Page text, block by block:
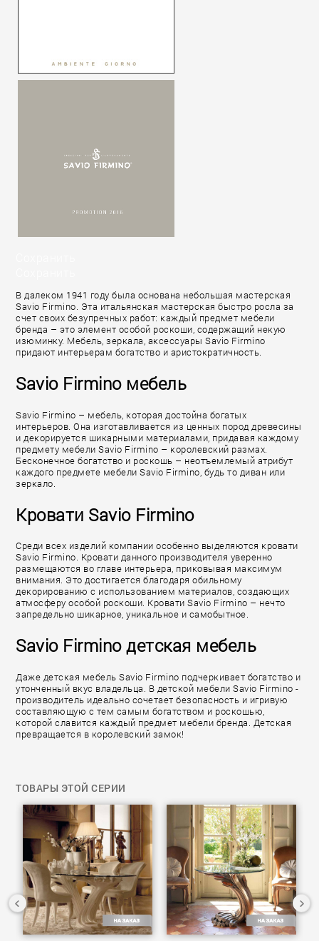
В далеком 1941 году была основана небольшая мастерская
Savio Firmino. Эта итальянская мастерская быстро росла за
счет своих безупречных работ: каждый предмет мебели
бренда – это элемент особой роскоши, содержащий некую
изюминку. Мебель, зеркала, аксессуары Savio Firmino
придают интерьерам богатство и аристократичность.
Savio Firmino мебель
Savio Firmino – мебель, которая достойна богатых
интерьеров. Она изготавливается из ценных пород древесины
и декорируется шикарными материалами, придавая каждому
предмету мебели Savio Firmino – королевский размах.
Бесконечное богатство и роскошь – неотъемлемый атрибут
каждого предмете мебели Savio Firmino, будь то диван или
зеркало.
Кровати Savio Firmino
Среди всех изделий компании особенно выделяются кровати
Savio Firmino. Кровати данного производителя уверенно
размещаются во главе интерьера, приковывая максимум
внимания. Это достигается благодаря обильному
декорированию с использованием материалов, создающих
атмосферу особой роскоши. Кровати Savio Firmino – нечто
запредельно шикарное, уникальное и самобытное.
Savio Firmino детская мебель
Даже детская мебель Savio Firmino подчеркивает богатство и
утонченный вкус владельца. В детской мебели Savio Firmino -
производитель идеально сочетает безопасность и игривую
составляющую с тем самым богатством и роскошью,
которой славится каждый предмет мебели бренда. Детская
превращается в королевский замок!
ТОВАРЫ ЭТОЙ СЕРИИ